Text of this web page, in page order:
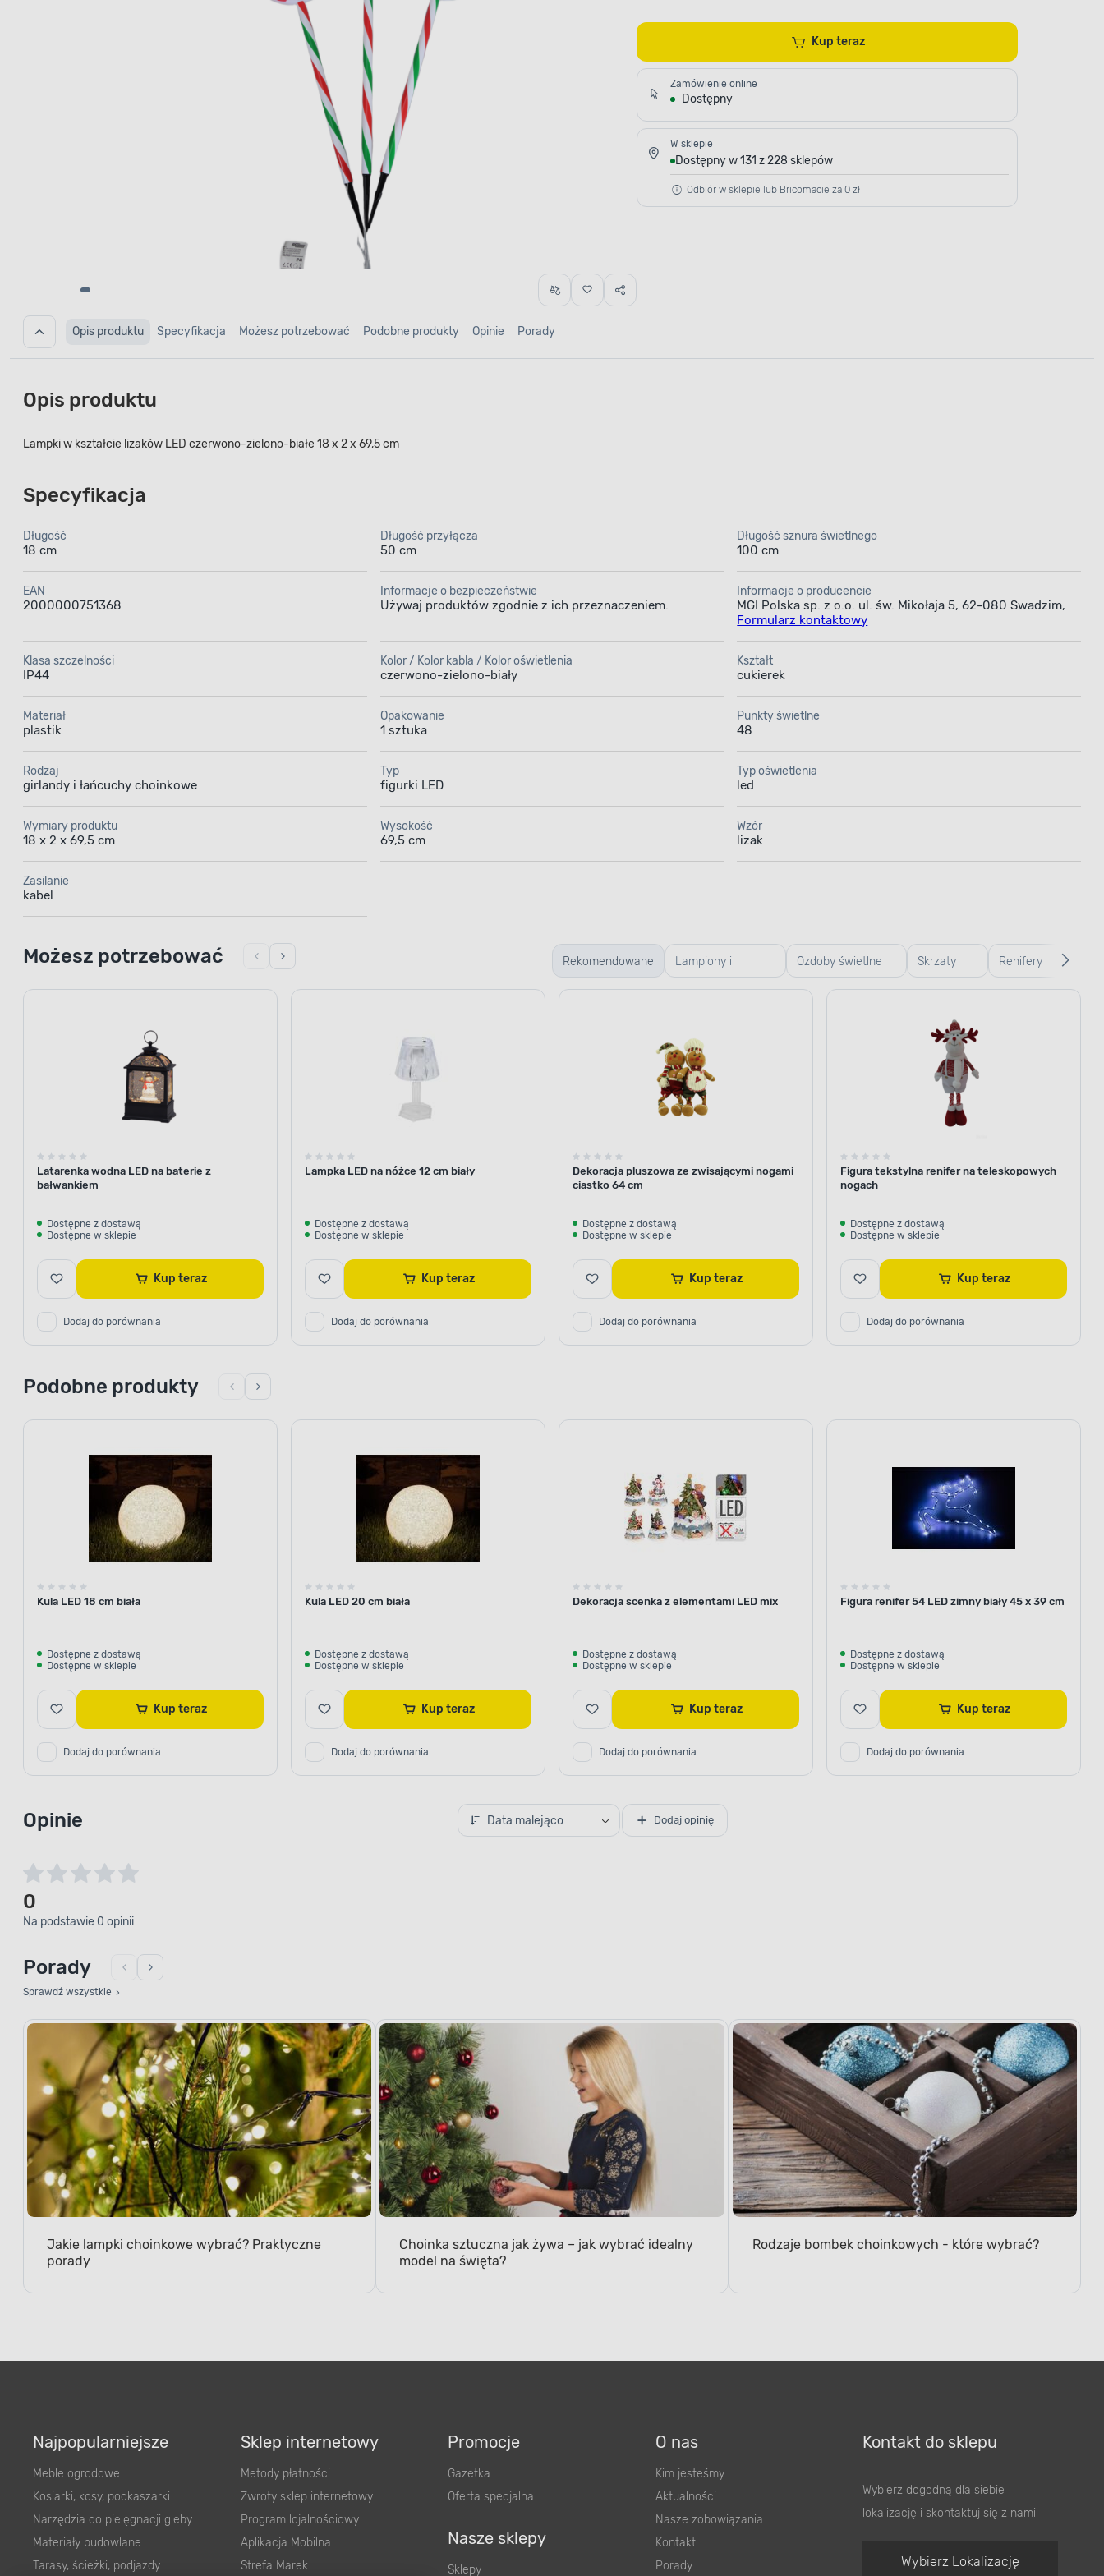
Kup teraz
Zamówienie online
Dostępny
W sklepie
Dostępny w 131 z 228 sklepów
Odbiór w sklepie lub Bricomacie za 0 zł
Opis produktu Specyfikacja Możesz potrzebować Podobne produkty Opinie Porady
Opis produktu
Lampki w kształcie lizaków LED czerwono-zielono-białe 18 x 2 x 69,5 cm
Specyfikacja
Długość
18 cm
Długość przyłącza
50 cm
Długość sznura świetlnego
100 cm
EAN
2000000751368
Informacje o bezpieczeństwie
Używaj produktów zgodnie z ich przeznaczeniem.
Informacje o producencie
MGI Polska sp. z o.o. ul. św. Mikołaja 5, 62-080 Swadzim,
Formularz kontaktowy
Klasa szczelności
IP44
Kolor / Kolor kabla / Kolor oświetlenia
czerwono-zielono-biały
Kształt
cukierek
Materiał
plastik
Opakowanie
1 sztuka
Punkty świetlne
48
Rodzaj
girlandy i łańcuchy choinkowe
Typ
figurki LED
Typ oświetlenia
led
Wymiary produktu
18 x 2 x 69,5 cm
Wysokość
69,5 cm
Wzór
lizak
Zasilanie
kabel
Rekomendowane Lampiony i Ozdoby świetlne
bożonarodzeniowe
Skrzaty Renifery
Możesz potrzebować
Latarenka wodna LED na baterie z
bałwankiem
Dostępne z dostawą
Dostępne w sklepie
Kup teraz
Dodaj do porównania
Lampka LED na nóżce 12 cm biały
Dostępne z dostawą
Dostępne w sklepie
Kup teraz
Dodaj do porównania
Dekoracja pluszowa ze zwisającymi nogami
ciastko 64 cm
Dostępne z dostawą
Dostępne w sklepie
Kup teraz
Dodaj do porównania
Figura tekstylna renifer na teleskopowych
nogach
Dostępne z dostawą
Dostępne w sklepie
Kup teraz
Dodaj do porównania
Podobne produkty
Kula LED 18 cm biała
Dostępne z dostawą
Dostępne w sklepie
Kup teraz
Dodaj do porównania
Kula LED 20 cm biała
Dostępne z dostawą
Dostępne w sklepie
Kup teraz
Dodaj do porównania
Dekoracja scenka z elementami LED mix
Dostępne z dostawą
Dostępne w sklepie
Kup teraz
Dodaj do porównania
Figura renifer 54 LED zimny biały 45 x 39 cm
Dostępne z dostawą
Dostępne w sklepie
Kup teraz
Dodaj do porównania
Opinie Data malejąco Dodaj opinię
0
Na podstawie 0 opinii
Porady
Sprawdź wszystkie
Jakie lampki choinkowe wybrać? Praktyczne
porady
Choinka sztuczna jak żywa – jak wybrać idealny
model na święta?
Rodzaje bombek choinkowych - które wybrać?
Najpopularniejsze
Meble ogrodowe
Kosiarki, kosy, podkaszarki
Narzędzia do pielęgnacji gleby
Materiały budowlane
Tarasy, ścieżki, podjazdy
Sklep internetowy
Metody płatności
Zwroty sklep internetowy
Program lojalnościowy
Aplikacja Mobilna
Strefa Marek
Promocje
Gazetka
Oferta specjalna
Nasze sklepy
Sklepy
O nas
Kim jesteśmy
Aktualności
Nasze zobowiązania
Kontakt
Porady
Kontakt do sklepu
Wybierz dogodną dla siebie
lokalizację i skontaktuj się z nami
Wybierz Lokalizację